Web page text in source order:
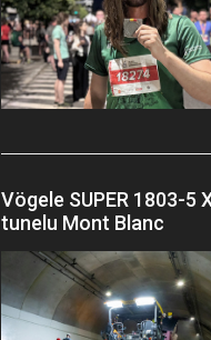
Vögele SUPER 1803-5
tunelu Mont Blanc